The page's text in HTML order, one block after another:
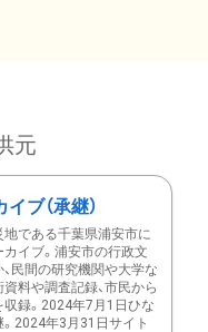
元
ブ（承継）
である千葉県浦安市に
イブ。浦安市の行政文
、民間の研究機関や大学な
料や調査記録、市民から
録。2024年7月1日ひな
2024年3月31日サイト